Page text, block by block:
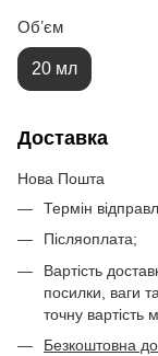
Обʼєм
20 мл
Доставка
Нова Пошта
Термін
Післяоплата;
Вартість
посилки, ваги
точну вартість
Безкоштовна